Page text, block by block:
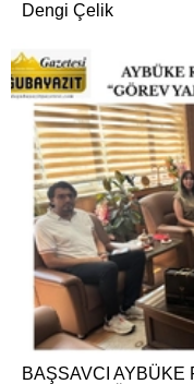
Dengi Çelik
BAŞSAVCI AYBÜKE